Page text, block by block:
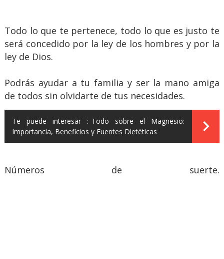
Todo lo que te pertenece, todo lo que es justo te
será concedido por la ley de los hombres y por la
ley de Dios.
Podrás ayudar a tu familia y ser la mano amiga
de todos sin olvidarte de tus necesidades.
Te puede interesar : Todo sobre el Magnesio:
Importancia, Beneficios y Fuentes Dietéticas
Números de suerte.